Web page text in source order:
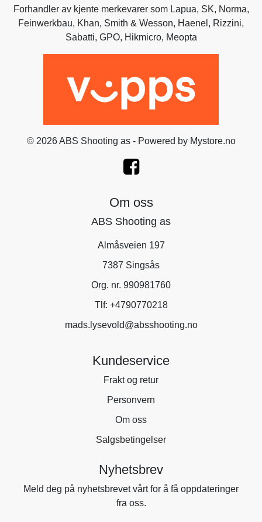
Forhandler av kjente merkevarer som Lapua, SK, Norma,
Feinwerkbau, Khan, Smith & Wesson, Haenel , Rizzini,
Sabatti, GPO, Hikmicro, Meopta
© 2026 ABS Shooting as - Powered by Mystore.no
Om oss
ABS Shooting as
Almåsveien 197
7387 Singsås
Org. nr. 990981760
Tlf: +4790770218
mads.lysevold@absshooting.no
Kundeservice
Frakt og retur
Personvern
Om oss
Salgsbetingelser
Nyhetsbrev
Meld deg på nyhetsbrevet vårt for å få oppdateringer
fra oss.